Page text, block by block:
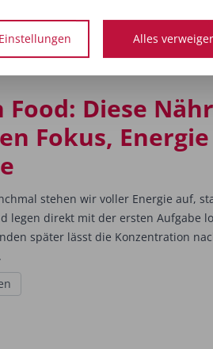
Food: Diese
Fokus,
stehen wir voller Energie auf,
legen direkt mit der ersten Aufgabe
später lässt die Konzentration
Alles